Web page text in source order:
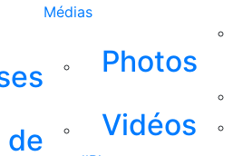
de
Médias
Photos
Vidéos